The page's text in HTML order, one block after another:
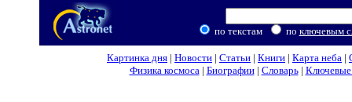
по текстам по ключевым
Картинка дня | Новости | Статьи | Книги | Карта неба |
Физика космоса| Биографии| Словарь| Ключевые